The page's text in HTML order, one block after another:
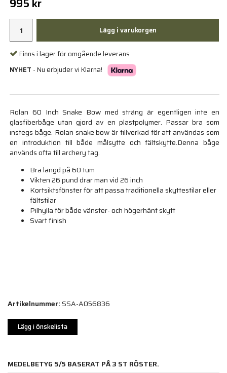
995 kr
Lägg i varukorgen
Finns i lager för omgående leverans
NYHET - Nu erbjuder vi Klarna!
Rolan 60 Inch Snake Bow med sträng är egentligen inte en
glasfiberbåge utan gjord av en plastpolymer. Passar bra som
instegs båge. Rolan snake bow är tillverkad för att användas som
en introduktion till både målsytte och fältskytte.Denna båge
används ofta till archery tag.
Bra längd på 60 tum
Vikten 26 pund drar man vid 26 inch
Kortsiktsfönster för att passa traditionella skyttestilar eller
fältstilar
Pilhylla för både vänster- och högerhänt skytt
Svart finish
Artikelnummer:SSA-A056836
Lägg i önskelista
MEDELBETYG 5/5 BASERAT PÅ3 ST RÖSTER.